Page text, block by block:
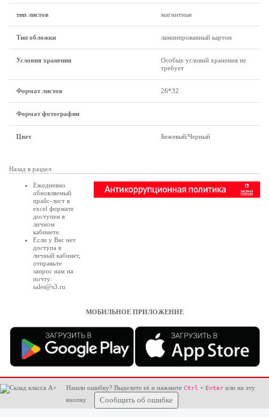
тип листов магнитные
Тип обложки ламинированный картон
Условия хранения
Особых условий хранения не
требует
Формат листов 26*32
Формат фотографии
Цвет Бежевый/Черный
Назад в раздел
Ежедневно
обновляемый
прайс-лист в
excel формате
доступен в
личном
кабинете
Если у Вас нет
доступа в
личный кабинет,
отправьте
запрос нам на
почту:
sales@s3.ru
МОБИЛЬНОЕ ПРИЛОЖЕНИЕ
Нашли ошибку? Выделите её и нажмите Ctrl + Enter или на эту
кнопку
Сообщить об ошибке